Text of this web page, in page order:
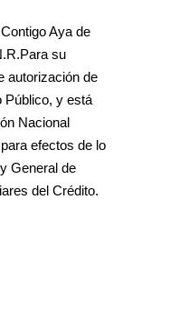
Aya de
su
autorización de
Público, y está
Nacional
efectos de lo
General de
del Crédito.